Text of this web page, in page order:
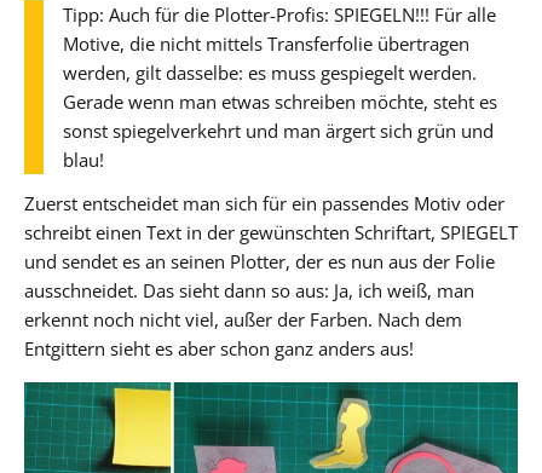
Tipp: Auch für die Plotter-Profis: SPIEGELN!!! Für alle
Motive, die nicht mittels Transferfolie übertragen
werden, gilt dasselbe: es muss gespiegelt werden.
Gerade wenn man etwas schreiben möchte, steht es
sonst spiegelverkehrt und man ärgert sich grün und
blau!
Zuerst entscheidet man sich für ein passendes Motiv oder
schreibt einen Text in der gewünschten Schriftart, SPIEGELT
und sendet es an seinen Plotter, der es nun aus der Folie
ausschneidet. Das sieht dann so aus: Ja, ich weiß, man
erkennt noch nicht viel, außer der Farben. Nach dem
Entgittern sieht es aber schon ganz anders aus!